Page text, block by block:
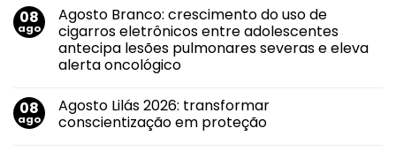
O
álcool
também
conversa
com
a
em
Novo
sucesso
de
Evandro
Jr.
em
roteiro
de
08
ago
Agosto Branco: crescimento do uso de
cigarros eletrônicos entre adolescentes
antecipa lesões pulmonares severas e eleva
alerta oncológico
em
Agosto
Branco:
08
ago
Agosto Lilás 2026: transformar
conscientização em proteção